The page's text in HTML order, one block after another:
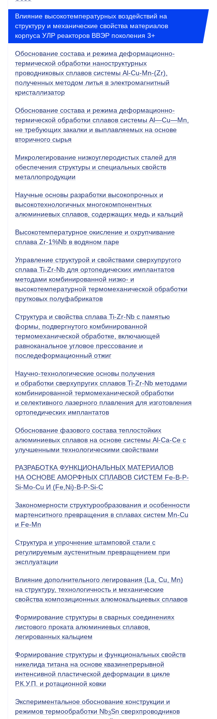
Влияние высокотемпературных воздействий на
структуру и механические свойства материалов
корпуса УЛР реакторов ВВЭР поколения 3+
Обоснование состава и режима деформационно-
термической обработки наноструктурных
проводниковых сплавов системы Al-Cu-Mn-(Zr),
полученных методом литья в электромагнитный
кристаллизатор
Обоснование состава и режима деформационно-
термической обработки сплавов системы Al—Cu—Mn,
не требующих закалки и выплавляемых на основе
вторичного сырья
Микролегирование низкоуглеродистых сталей для
обеспечения структуры и специальных свойств
металлопродукции
Научные основы разработки высокопрочных и
высокотехнологичных многокомпонентных
алюминиевых сплавов, содержащих медь и кальций
Высокотемпературное окисление и охрупчивание
сплава Zr-1%Nb в водяном паре
Управление структурой и свойствами сверхупругого
сплава Ti-Zr-Nb для ортопедических имплантатов
методами комбинированной низко- и
высокотемпературной термомеханической обработки
прутковых полуфабрикатов
Структура и свойства сплава Ti-Zr-Nb с памятью
формы, подвергнутого комбинированной
термомеханической обработке, включающей
равноканальное угловое прессование и
последеформационный отжиг
Научно-технологические основы получения
и обработки сверхупругих сплавов Ti-Zr-Nb методами
комбинированной термомеханической обработки
и селективного лазерного плавления для изготовления
ортопедических имплантатов
Обоснование фазового состава теплостойких
алюминиевых сплавов на основе системы Al-Ca-Ce с
улучшенными технологическими свойствами
РАЗРАБОТКА ФУНКЦИОНАЛЬНЫХ МАТЕРИАЛОВ
НА ОСНОВЕ АМОРФНЫХ СПЛАВОВ СИСТЕМ Fe-B-P-
Si-Мo-Cu И (Fe,Ni)-B-P-Si-C
Закономерности структурообразования и особенности
мартенситного превращения в сплавах систем Mn-Cu
и Fe-Mn
Cтруктура и упрочнение штамповой стали с
регулируемым аустенитным превращением при
эксплуатации
Влияние дополнительного легирования (La, Cu, Mn)
на структуру, технологичность и механические
свойства композиционных алюмокальциевых сплавов
Формирование структуры в сварных соединениях
листового проката алюминиевых сплавов,
легированных кальцием
Формирование структуры и функциональных свойств
никелида титана на основе квазинепрерывной
интенсивной пластической деформации в цикле
Р.К.У.П. и ротационной ковки
Экспериментальное обоснование конструкции и
режимов термообработки Nb3Sn сверхпроводников